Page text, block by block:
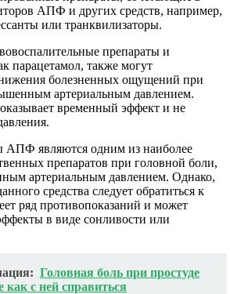
АПФ и других средств, например,
или транквилизаторы.
препараты и
парацетамол, также могут
болезненных ощущений при
артериальным давлением.
временный эффект и не
АПФ являются одним из наиболее
препаратов при головной боли,
артериальным давлением. Однако,
средства следует обратиться к
ряд противопоказаний и может
в виде сонливости или
Головная боль при простуде
как с ней справиться